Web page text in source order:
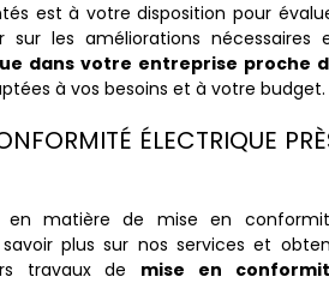
est à votre disposition pour
sur les améliorations nécessaires
dans votre entreprise proche
à vos besoins et à votre budget.
ÉLECTRIQUE
en matière de mise en
plus sur nos services et
travaux de mise en